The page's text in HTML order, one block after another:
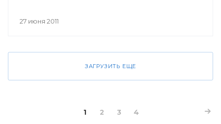
27 июня 2011
ЗАГРУЗИТЬ ЕЩЕ
1 2 3 4